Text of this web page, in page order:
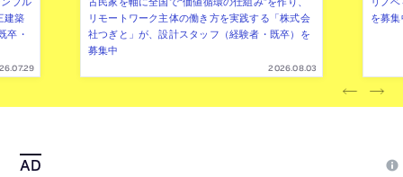
建築
卒・
リモートワーク主体の働き方を実践する「株式会
社つぎと」が、設計スタッフ（経験者・既卒）を
募集中
2026.08.03
を募